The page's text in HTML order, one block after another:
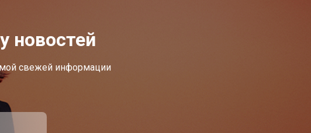
новостей
свежей информации